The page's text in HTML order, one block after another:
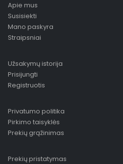
Apie mus
Susisiekti
Mano paskyra
Straipsniai
Užsakymų istorija
Prisijungti
Registruotis
Privatumo politika
Pirkimo taisyklės
Prekių grąžinimas
Prekių pristatymas